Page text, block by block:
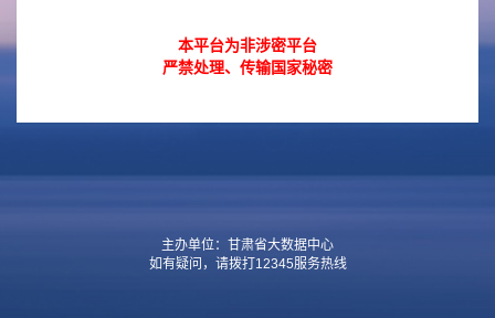
本平台为非涉密平台
严禁处理、传输国家秘密
主办单位：甘肃省大数据中心
如有疑问，请拨打12345服务热线